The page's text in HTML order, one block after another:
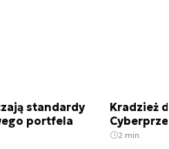
standardy
portfela
Kradzież
2 min.